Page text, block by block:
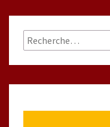
Rechercher :